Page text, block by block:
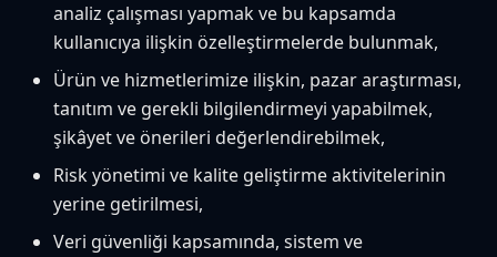
analiz çalışması yapmak ve bu kapsamda
kullanıcıya ilişkin özelleştirmelerde bulunmak,
Ürün ve hizmetlerimize ilişkin, pazar araştırması,
tanıtım ve gerekli bilgilendirmeyi yapabilmek,
şikâyet ve önerileri değerlendirebilmek,
Risk yönetimi ve kalite geliştirme aktivitelerinin
yerine getirilmesi,
Veri güvenliği kapsamında, sistem ve